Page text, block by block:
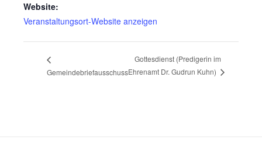
Website:
Veranstaltungsort-Website anzeigen
Gemeindebriefausschuss
Gottesdienst (Predigerin im
Ehrenamt Dr. Gudrun Kuhn)